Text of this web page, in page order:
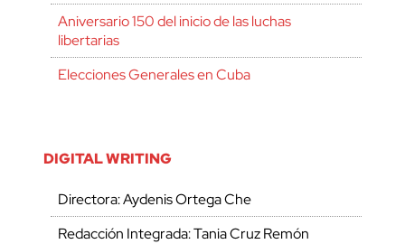
Aniversario 150 del inicio de las luchas
libertarias
Elecciones Generales en Cuba
DIGITAL WRITING
Directora: Aydenis Ortega Che
Redacción Integrada: Tania Cruz Remón